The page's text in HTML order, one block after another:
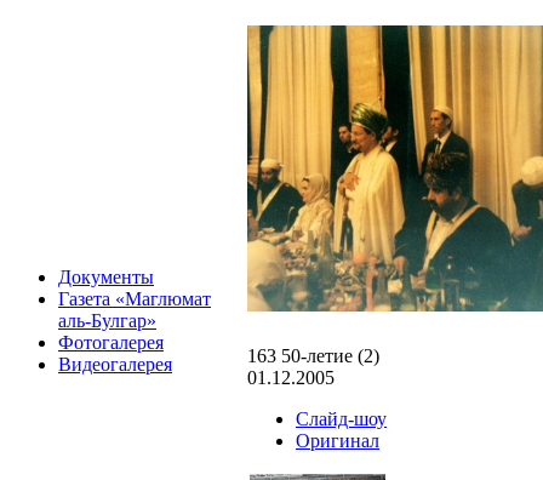
Документы
Газета «Маглюмат
аль-Булгар»
Фотогалерея
Видеогалерея
163 50-летие (2)
01.12.2005
Слайд-шоу
Оригинал